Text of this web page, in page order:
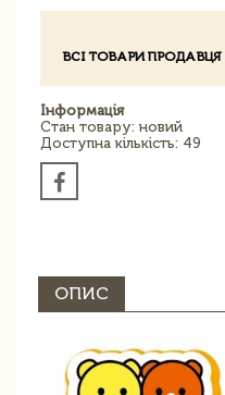
ВСІ ТОВАРИ ПРОДАВЦЯ
Інформація
Стан товару: новий
Доступна кількість: 49
ОПИС